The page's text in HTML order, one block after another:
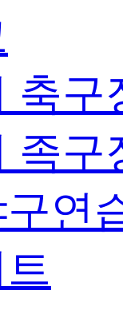
축구
족구
연